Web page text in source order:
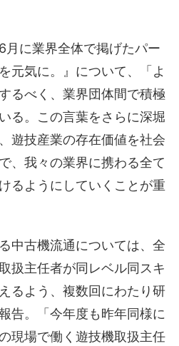
月に業界全体で掲げたパー
元気に。』について、「よ
るべく、業界団体間で積極
る。この言葉をさらに深堀
遊技産業の存在価値を社会
、我々の業界に携わる全て
るようにしていくことが重
中古機流通については、全
扱主任者が同レベル同スキ
るよう、複数回にわたり研
告。「今年度も昨年同様に
現場で働く遊技機取扱主任